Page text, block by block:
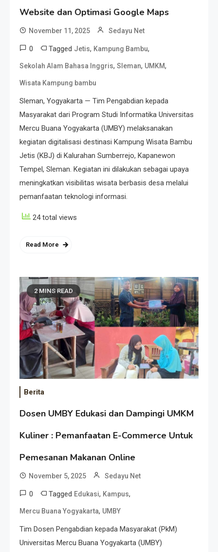
Website dan Optimasi Google Maps
November 11, 2025 Sedayu Net
0 Tagged Jetis, Kampung Bambu,
Sekolah Alam Bahasa Inggris, Sleman, UMKM,
Wisata Kampung bambu
Sleman, Yogyakarta — Tim Pengabdian kepada
Masyarakat dari Program Studi Informatika Universitas
Mercu Buana Yogyakarta (UMBY) melaksanakan
kegiatan digitalisasi destinasi Kampung Wisata Bambu
Jetis (KBJ) di Kalurahan Sumberrejo, Kapanewon
Tempel, Sleman. Kegiatan ini dilakukan sebagai upaya
meningkatkan visibilitas wisata berbasis desa melalui
pemanfaatan teknologi informasi.
24 total views
Read More
2 MINS READ
Berita
Dosen UMBY Edukasi dan Dampingi UMKM
Kuliner : Pemanfaatan E-Commerce Untuk
Pemesanan Makanan Online
November 5, 2025 Sedayu Net
0 Tagged Edukasi, Kampus,
Mercu Buana Yogyakarta, UMBY
Tim Dosen Pengabdian kepada Masyarakat (PkM)
Universitas Mercu Buana Yogyakarta (UMBY)